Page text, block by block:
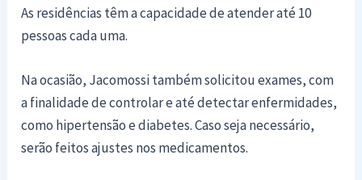
As residências têm a capacidade de atender até 10
pessoas cada uma.
Na ocasião, Jacomossi também solicitou exames, com
a finalidade de controlar e até detectar enfermidades,
como hipertensão e diabetes. Caso seja necessário,
serão feitos ajustes nos medicamentos.